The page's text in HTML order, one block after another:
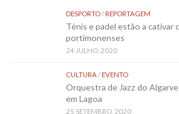
DESPORTO /REPORTAGEM
Ténis e padel estão a cativar
portimonenses
24 JULHO, 2020
CULTURA /EVENTO
Orquestra de Jazz do
em Lagoa
25 SETEMBRO, 2020